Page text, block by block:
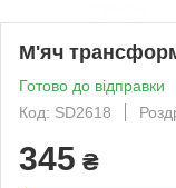
М'яч
Готово до відправки
Код: SD2618
345 ₴